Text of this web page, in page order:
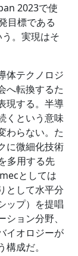
2023で使
目標である
。実現はそ
体テクノロジ
へ転換するた
現する。半導
くという意味
わらない。た
に微細化技術
多用する先
としては
として水平分
ップ）を提唱
ョン分野、
イオロジーが
成だ。